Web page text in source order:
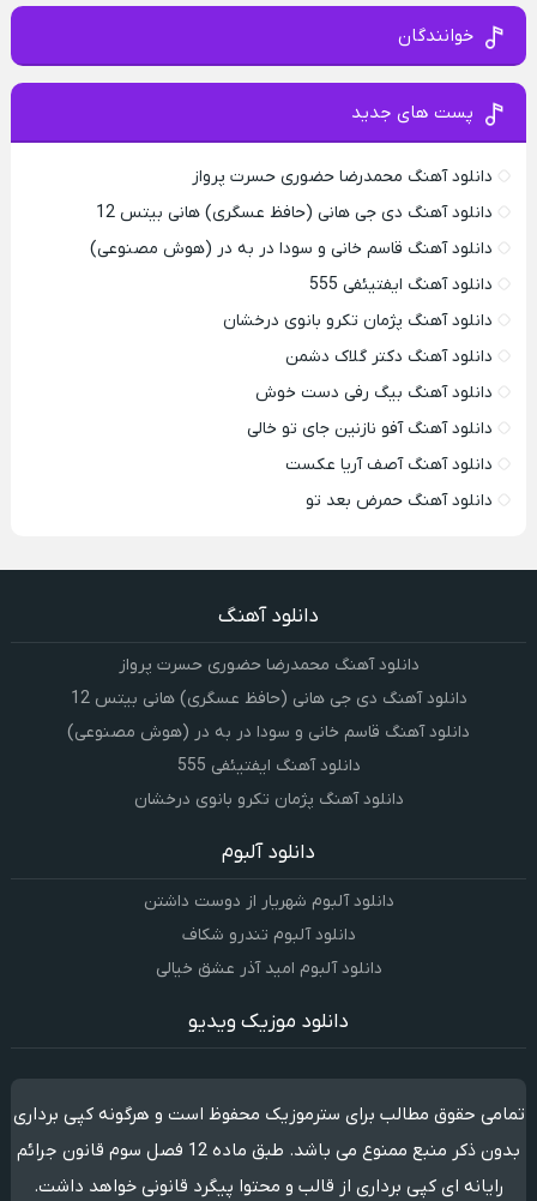
خوانندگان
پست های جدید
دانلود آهنگ محمدرضا حضورى حسرت پرواز
دانلود آهنگ دی جی هانی (حافظ عسگری) هانی بیتس 12
دانلود آهنگ قاسم خانی و سودا در به در (هوش مصنوعی)
دانلود آهنگ ایفتیئفی 555
دانلود آهنگ پژمان تکرو بانوی درخشان
دانلود آهنگ دکتر گلاک دشمن
دانلود آهنگ بیگ رفی دست خوش
دانلود آهنگ آفو نازنین جای تو خالی
دانلود آهنگ آصف آریا عکست
دانلود آهنگ حمرض بعد تو
دانلود آهنگ
دانلود آهنگ محمدرضا حضورى حسرت پرواز
دانلود آهنگ دی جی هانی (حافظ عسگری) هانی بیتس 12
دانلود آهنگ قاسم خانی و سودا در به در (هوش مصنوعی)
دانلود آهنگ ایفتیئفی 555
دانلود آهنگ پژمان تکرو بانوی درخشان
دانلود آلبوم
دانلود آلبوم شهریار از دوست داشتن
دانلود آلبوم تندرو شکاف
دانلود آلبوم امید آذر عشق خیالی
دانلود موزیک ویدیو
تمامی حقوق مطالب برای سترموزیک محفوظ است و هرگونه کپی برداری
بدون ذکر منبع ممنوع می باشد. طبق ماده 12 فصل سوم قانون جرائم
رایانه ای کپی برداری از قالب و محتوا پیگرد قانونی خواهد داشت.